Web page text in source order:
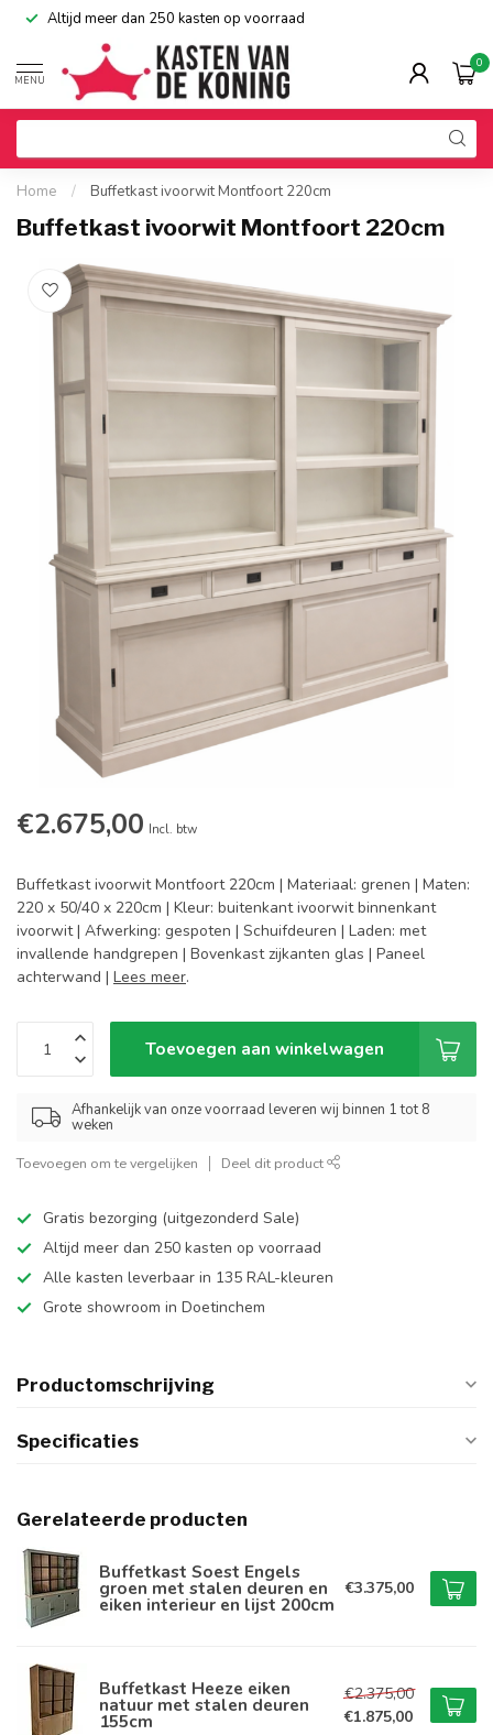
Altijd meer dan 250 kasten op voorraad
MENU
0
Home / Buffetkast ivoorwit Montfoort 220cm
Buffetkast ivoorwit Montfoort 220cm
€2.675,00 Incl. btw
Buffetkast ivoorwit Montfoort 220cm | Materiaal: grenen | Maten:
220 x 50/40 x 220cm | Kleur: buitenkant ivoorwit binnenkant
ivoorwit | Afwerking: gespoten | Schuifdeuren | Laden: met
invallende handgrepen | Bovenkast zijkanten glas | Paneel
achterwand | Lees meer.
Toevoegen aan winkelwagen
Afhankelijk van onze voorraad leveren wij binnen 1 tot 8
weken
Toevoegen om te vergelijken Deel dit product
Gratis bezorging (uitgezonderd Sale)
Altijd meer dan 250 kasten op voorraad
Alle kasten leverbaar in 135 RAL-kleuren
Grote showroom in Doetinchem
Productomschrijving
Specificaties
Gerelateerde producten
Buffetkast Soest Engels
groen met stalen deuren en
eiken interieur en lijst 200cm
€3.375,00
Buffetkast Heeze eiken
natuur met stalen deuren
155cm
€2.375,00
€1.875,00